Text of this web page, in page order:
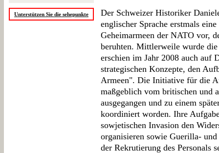
Unterstützen Sie die sehepunkte
Der Schweizer Historiker
englischer Sprache erstmals
Geheimarmeen der NATO vor,
beruhten. Mittlerweile wurde
erschien im Jahr 2008 auch auf
strategischen Konzepte, den
Armeen". Die Initiative für die
maßgeblich vom britischen und
ausgegangen und zu einem
koordiniert worden. Ihre
sowjetischen Invasion den
organisieren sowie Guerilla-
der Rekrutierung des Personals